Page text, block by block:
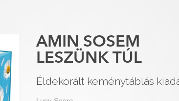
AMIN SOSEM
LESZÜNK TÚL
Éldekorált keménytáblás